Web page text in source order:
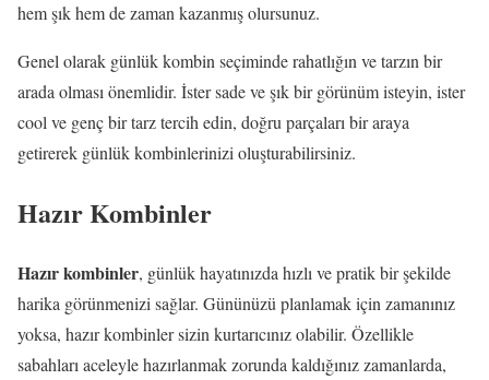
hem şık hem de zaman kazanmış olursunuz.
Genel olarak günlük kombin seçiminde rahatlığın ve tarzın bir
arada olması önemlidir. İster sade ve şık bir görünüm isteyin, ister
cool ve genç bir tarz tercih edin, doğru parçaları bir araya
getirerek günlük kombinlerinizi oluşturabilirsiniz.
Hazır Kombinler
Hazır kombinler, günlük hayatınızda hızlı ve pratik bir şekilde
harika görünmenizi sağlar. Gününüzü planlamak için zamanınız
yoksa, hazır kombinler sizin kurtarıcınız olabilir. Özellikle
sabahları aceleyle hazırlanmak zorunda kaldığınız zamanlarda,